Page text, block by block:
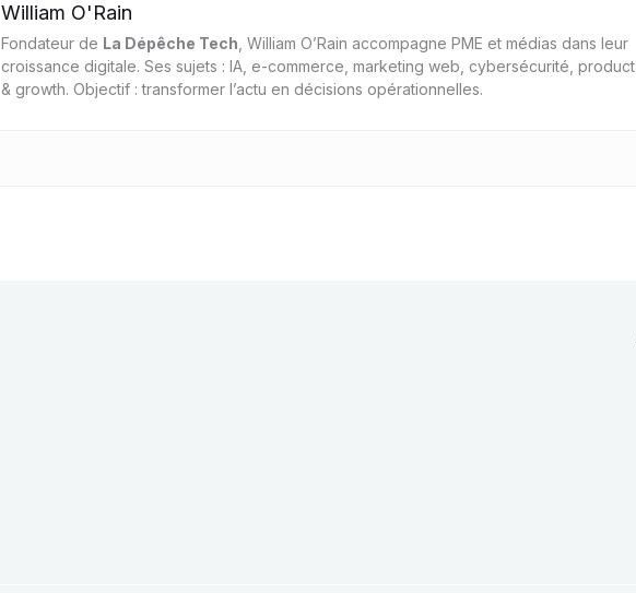
William O'Rain
Fondateur de La Dépêche Tech, William O’Rain accompagne PME et médias dans leur
croissance digitale. Ses sujets : IA, e-commerce, marketing web, cybersécurité, product
& growth. Objectif : transformer l’actu en décisions opérationnelles.